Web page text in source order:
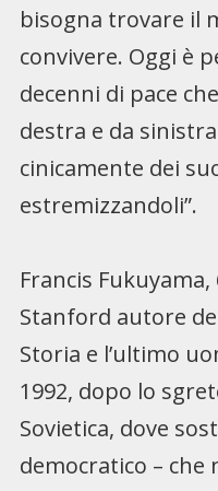
bisogna trovare il
convivere. Oggi è
decenni di pace
destra e da
cinicamente dei
estremizzandoli”.
Francis
Stanford autore
Storia e l’ultimo
1992, dopo lo
Sovietica, dove
democratico – che